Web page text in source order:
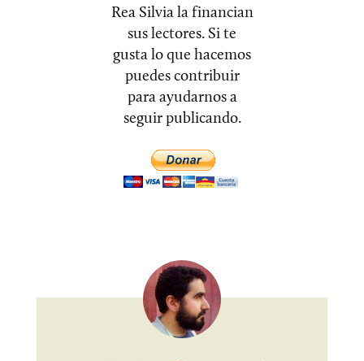
Rea Silvia la financian
sus lectores. Si te
gusta lo que hacemos
puedes contribuir
para ayudarnos a
seguir publicando.